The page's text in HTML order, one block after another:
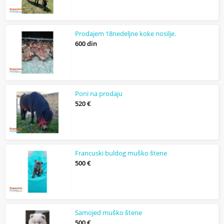
Prodajem 18nedeljne koke nosilje.
600 din
Poni na prodaju
520 €
Francuski buldog muško štene
500 €
Samojed muško štene